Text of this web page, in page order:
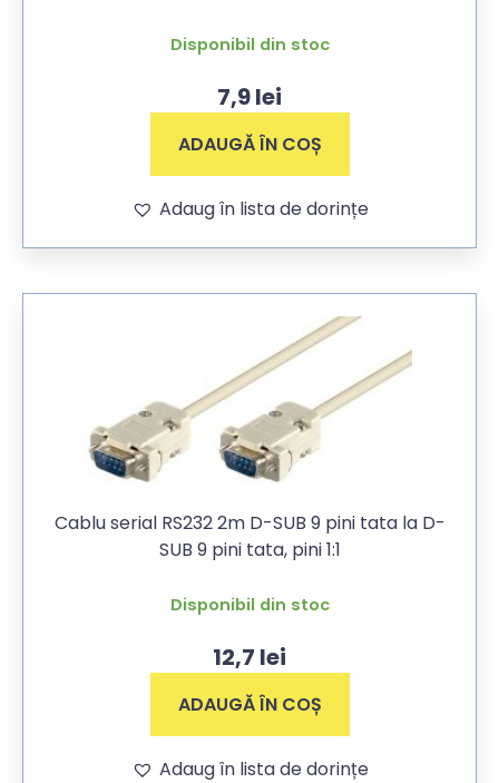
Disponibil din stoc
7,9lei
ADAUGĂ ÎN COȘ
Adaug în lista de dorințe
Cablu serial RS232 2m D-SUB 9 pini tata la D-
SUB 9 pini tata, pini 1:1
Disponibil din stoc
12,7 lei
ADAUGĂ ÎN COȘ
Adaug în lista de dorințe